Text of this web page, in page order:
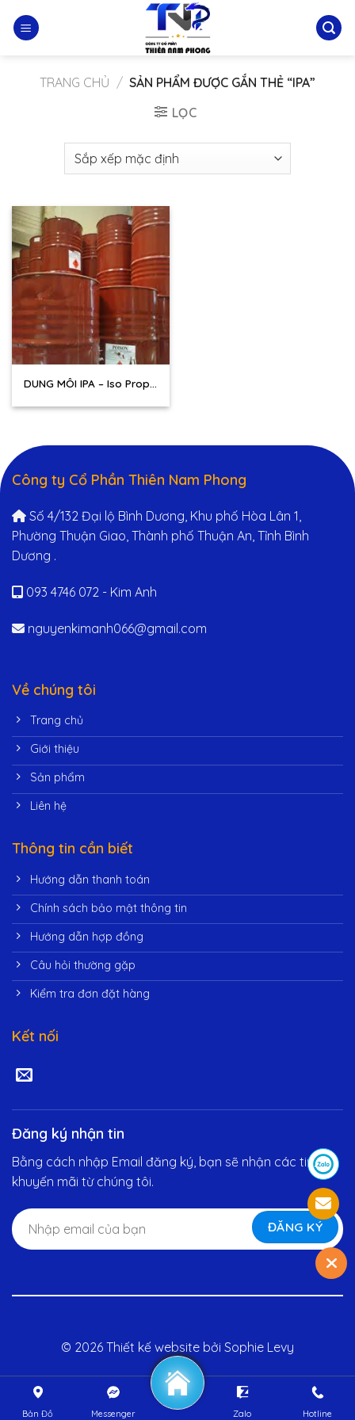
Bản Đồ Messenger Zalo Hotline
TRANG CHỦ / SẢN PHẨM ĐƯỢC GẮN THẺ “IPA”
LỌC
DUNG MÔI IPA – Iso Propyl
Công ty Cổ Phần Thiên Nam Phong
Số 4/132 Đại lộ Bình Dương, Khu phố Hòa Lân 1,
Phường Thuận Giao, Thành phố Thuận An, Tỉnh Bình
Dương .
093 4746 072 - Kim Anh
nguyenkimanh066@gmail.com
Về chúng tôi
Trang chủ
Giới thiệu
Sản phẩm
Liên hệ
Thông tin cần biết
Hướng dẫn thanh toán
Chính sách bảo mật thông tin
Hướng dẫn hợp đồng
Câu hỏi thường gặp
Kiểm tra đơn đặt hàng
Kết nối
Đăng ký nhận tin
Bằng cách nhập Email đăng ký, bạn sẽ nhận các tin
khuyến mãi từ chúng tôi.
© 2026 Thiết kế website bởi Sophie Levy